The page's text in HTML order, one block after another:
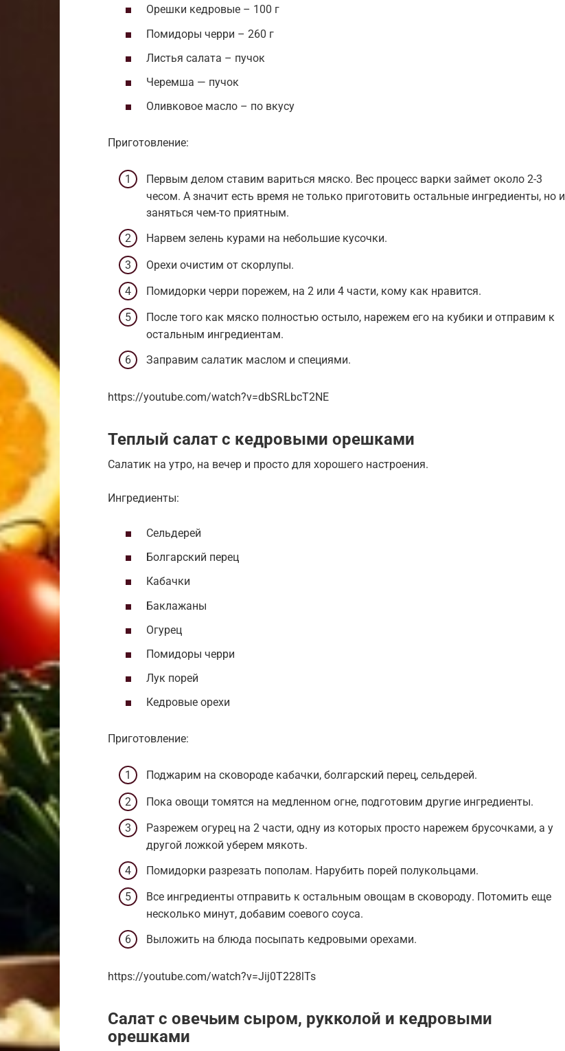
Орешки кедровые – 100 г
Помидоры черри – 260 г
Листья салата – пучок
Черемша — пучок
Оливковое масло – по вкусу
Приготовление:
Первым делом ставим вариться мяско. Вес процесс варки займет около 2-3
чесом. А значит есть время не только приготовить остальные ингредиенты, но и
заняться чем-то приятным.
Нарвем зелень курами на небольшие кусочки.
Орехи очистим от скорлупы.
Помидорки черри порежем, на 2 или 4 части, кому как нравится.
После того как мяско полностью остыло, нарежем его на кубики и отправим к
остальным ингредиентам.
Заправим салатик маслом и специями.
https://youtube.com/watch?v=dbSRLbcT2NE
Теплый салат с кедровыми орешками
Салатик на утро, на вечер и просто для хорошего настроения.
Ингредиенты:
Сельдерей
Болгарский перец
Кабачки
Баклажаны
Огурец
Помидоры черри
Лук порей
Кедровые орехи
Приготовление:
Поджарим на сковороде кабачки, болгарский перец, сельдерей.
Пока овощи томятся на медленном огне, подготовим другие ингредиенты.
Разрежем огурец на 2 части, одну из которых просто нарежем брусочками, а у
другой ложкой уберем мякоть.
Помидорки разрезать пополам. Нарубить порей полукольцами.
Все ингредиенты отправить к остальным овощам в сковороду. Потомить еще
несколько минут, добавим соевого соуса.
Выложить на блюда посыпать кедровыми орехами.
https://youtube.com/watch?v=Jij0T228lTs
Салат с овечьим сыром, рукколой и кедровыми
орешками